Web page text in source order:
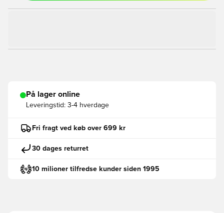
På lager online
Leveringstid: 3-4 hverdage
Fri fragt ved køb over 699 kr
30 dages returret
10 milioner tilfredse kunder siden 1995